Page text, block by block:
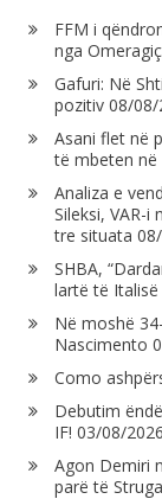
FFM i
nga Omeragiç
Gafuri: Në
pozitiv 08/08/
Asani flet në
të mbeten në
Analiza e
Sileksi, VAR-
tre situata
SHBA,
lartë të Italisë
Në moshë
Nascimento
Como
Debutim
IF! 03/08/2026
Agon Demiri
parë të